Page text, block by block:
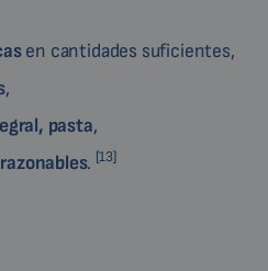
en cantidades suficientes,
,
pasta,
. [13]